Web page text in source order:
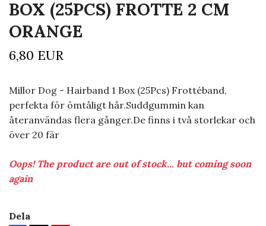
BOX (25PCS) FROTTE 2 CM
ORANGE
6,80 EUR
Millor Dog - Hairband 1 Box (25Pcs) Frottéband,
perfekta för ömtåligt hår.Suddgummin kan
återanvändas flera gånger.De finns i två storlekar och
över 20 fär
Oops! The product are out of stock... but coming soon
again
Dela